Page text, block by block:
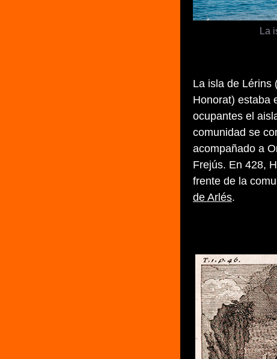
La
La isla de Lérins
Honorat) estaba
ocupantes el
comunidad se
acompañado a
Frejús. En 428,
frente de la
de Arlés.